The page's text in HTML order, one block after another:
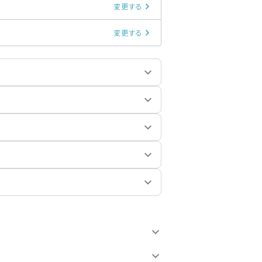
変更する
変更する